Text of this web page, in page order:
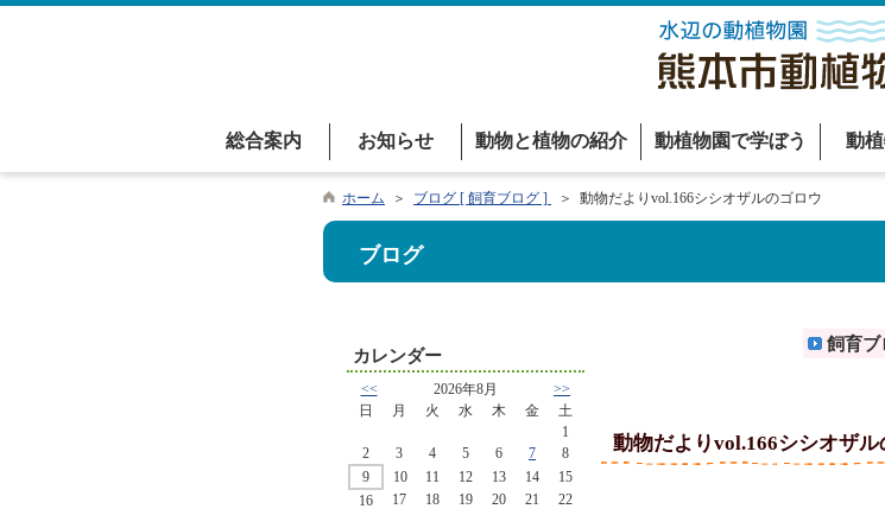
総合案内 お知らせ 動物と植物の紹介 動植物園で学ぼう 動
ホーム ＞ ブログ [ 飼育ブログ ] ＞ 動物だよりvol.166シシオザルのゴロウ
ブログ
カレンダー
<< 2026年8月
>>
日
月 火 水 木 金
土
1
2
3 4 5 6 7
8
9
10 11 12 13 14
15
16
17 18 19 20 21
22
飼育ブ
動物だよりvol.166シシオザル